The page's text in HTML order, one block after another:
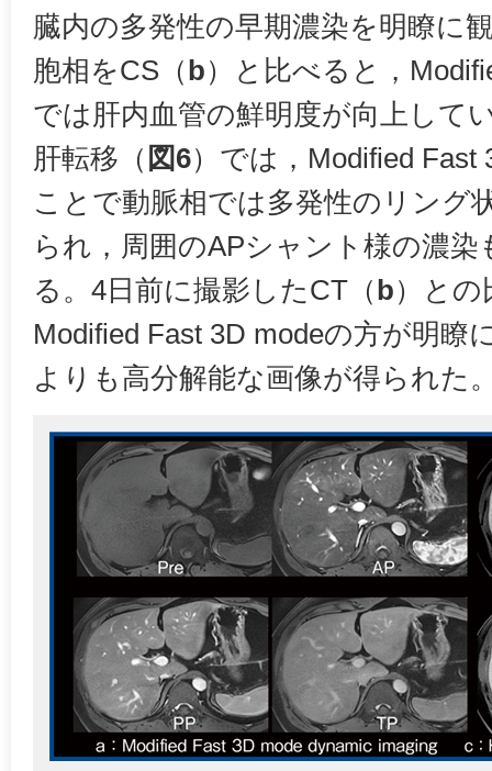
臓内の多発性の早期濃染を明瞭に
胞相をCS（ b）と比べると，
では肝内血管の鮮明度が向上して
肝転移（ 図6）では，Modified Fast
ことで動脈相では多発性のリング
られ，周囲のAPシャント様の濃
る。4日前に撮影したCT（ b）との
Modified Fast 3D modeの方が明瞭
よりも高分解能な画像が得られた